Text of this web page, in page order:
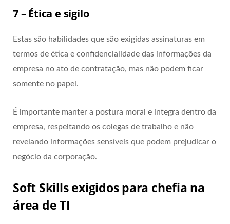
7 – Ética e sigilo
Estas são habilidades que são exigidas assinaturas em
termos de ética e confidencialidade das informações da
empresa no ato de contratação, mas não podem ficar
somente no papel.
É importante manter a postura moral e íntegra dentro da
empresa, respeitando os colegas de trabalho e não
revelando informações sensíveis que podem prejudicar o
negócio da corporação.
Soft Skills exigidos para chefia na
área de TI